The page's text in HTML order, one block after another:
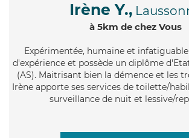
Irène Y.,
à 5km de chez Vous
Expérimentée, humaine et infatiguable,
d'expérience et possède un diplôme
(AS). Maitrisant bien la démence et les
Irène apporte ses services de toilette/
surveillance de nuit et lessive/